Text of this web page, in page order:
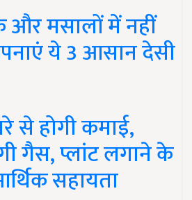
और मसालों में नहीं
ये 3 आसान देसी
से होगी कमाई,
गैस, प्लांट लगाने के
सहायता